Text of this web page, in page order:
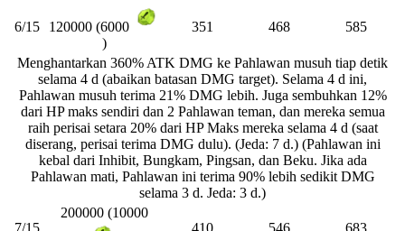
6/15
120000 (6000
)
351 468 585
Menghantarkan 360% ATK DMG ke Pahlawan musuh tiap detik
selama 4 d (abaikan batasan DMG target). Selama 4 d ini,
Pahlawan musuh terima 21% DMG lebih. Juga sembuhkan 12%
dari HP maks sendiri dan 2 Pahlawan teman, dan mereka semua
raih perisai setara 20% dari HP Maks mereka selama 4 d (saat
diserang, perisai terima DMG dulu). (Jeda: 7 d.) (Pahlawan ini
kebal dari Inhibit, Bungkam, Pingsan, dan Beku. Jika ada
Pahlawan mati, Pahlawan ini terima 90% lebih sedikit DMG
selama 3 d. Jeda: 3 d.)
7/15
200000 (10000
410 546 683